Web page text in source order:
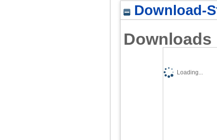
Download-
Downloads
Loading...